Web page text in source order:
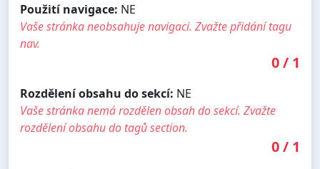
Použití navigace: NE
Vaše stránka neobsahuje navigaci. Zvažte přidání tagu
nav.
0/ 1
Rozdělení obsahu do sekcí: NE
Vaše stránka nemá rozdělen obsah do sekcí. Zvažte
rozdělení obsahu do tagů section.
0/ 1